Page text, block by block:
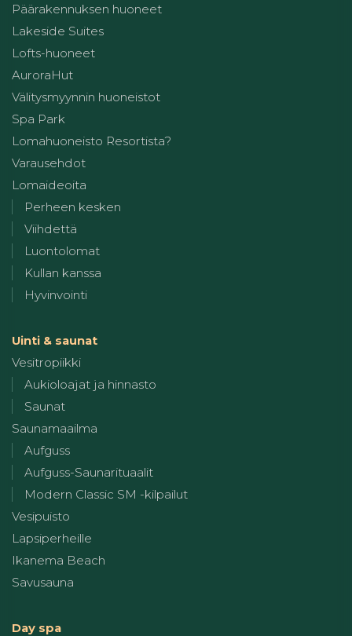
Päärakennuksen huoneet
Lakeside Suites
Lofts-huoneet
AuroraHut
Välitysmyynnin huoneistot
Spa Park
Lomahuoneisto Resortista?
Varausehdot
Lomaideoita
Perheen kesken
Viihdettä
Luontolomat
Kullan kanssa
Hyvinvointi
Uinti & saunat
Vesitropiikki
Aukioloajat ja hinnasto
Saunat
Saunamaailma
Aufguss
Aufguss-Saunarituaalit
Modern Classic SM -kilpailut
Vesipuisto
Lapsiperheille
Ikanema Beach
Savusauna
Day spa